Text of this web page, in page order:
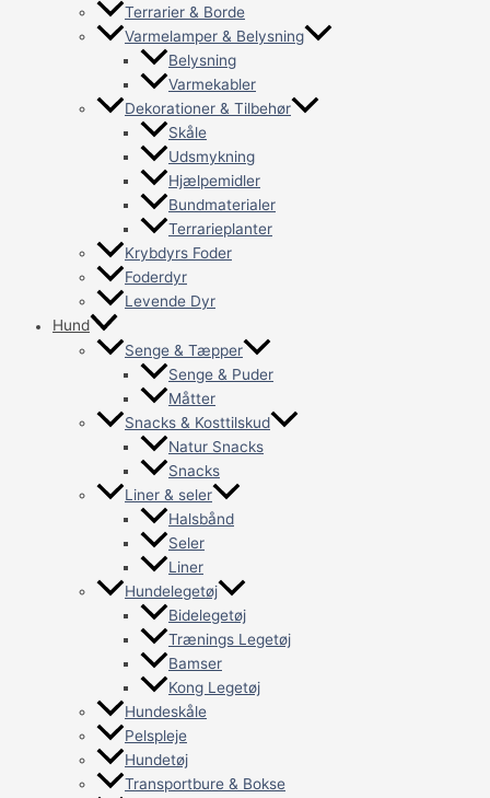
Terrarier & Borde
Varmelamper & Belysning
Belysning
Varmekabler
Dekorationer & Tilbehør
Skåle
Udsmykning
Hjælpemidler
Bundmaterialer
Terrarieplanter
Krybdyrs Foder
Foderdyr
Levende Dyr
Hund
Senge & Tæpper
Senge & Puder
Måtter
Snacks & Kosttilskud
Natur Snacks
Snacks
Liner & seler
Halsbånd
Seler
Liner
Hundelegetøj
Bidelegetøj
Trænings Legetøj
Bamser
Kong Legetøj
Hundeskåle
Pelspleje
Hundetøj
Transportbure & Bokse